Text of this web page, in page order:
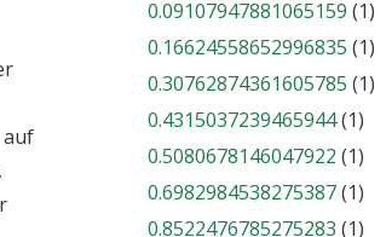
auf
0.09107947881065159 (1)
0.16624558652996835 (1)
0.30762874361605785 (1)
0.4315037239465944(1)
0.5080678146047922 (1)
0.6982984538275387(1)
0.8522476785275283 (1)